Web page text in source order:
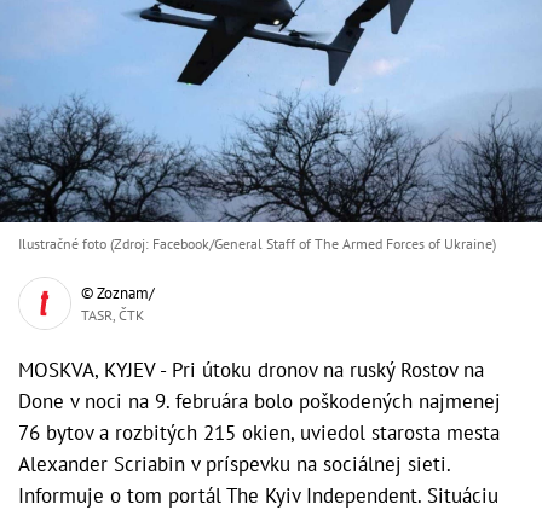
Ilustračné foto (Zdroj: Facebook/General Staff of The Armed Forces of Ukraine)
© Zoznam/
TASR, ČTK
MOSKVA, KYJEV - Pri útoku dronov na ruský Rostov na
Done v noci na 9. februára bolo poškodených najmenej
76 bytov a rozbitých 215 okien, uviedol starosta mesta
Alexander Scriabin v príspevku na sociálnej sieti.
Informuje o tom portál The Kyiv Independent. Situáciu